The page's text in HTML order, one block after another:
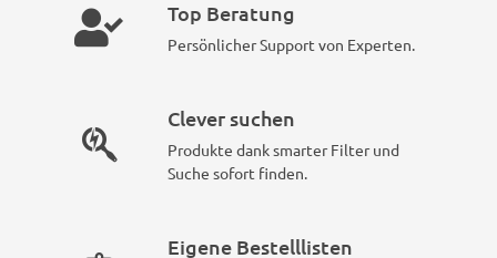
Top Beratung
Persönlicher Support von Experten.
Clever suchen
Produkte dank smarter Filter und
Suche sofort finden.
Eigene Bestelllisten